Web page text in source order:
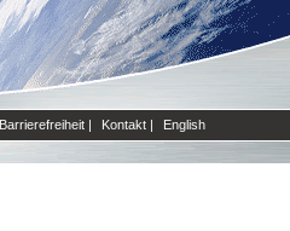
Barrierefreiheit | Kontakt | English